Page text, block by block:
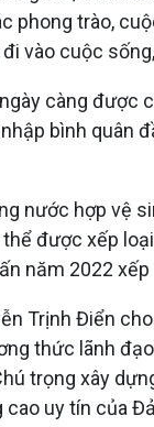
phong trào,
vào cuộc
càng
bình
nước hợp vệ
được xếp
năm 2022
Trịnh Điển
thức lãnh
trọng xây
uy tín của